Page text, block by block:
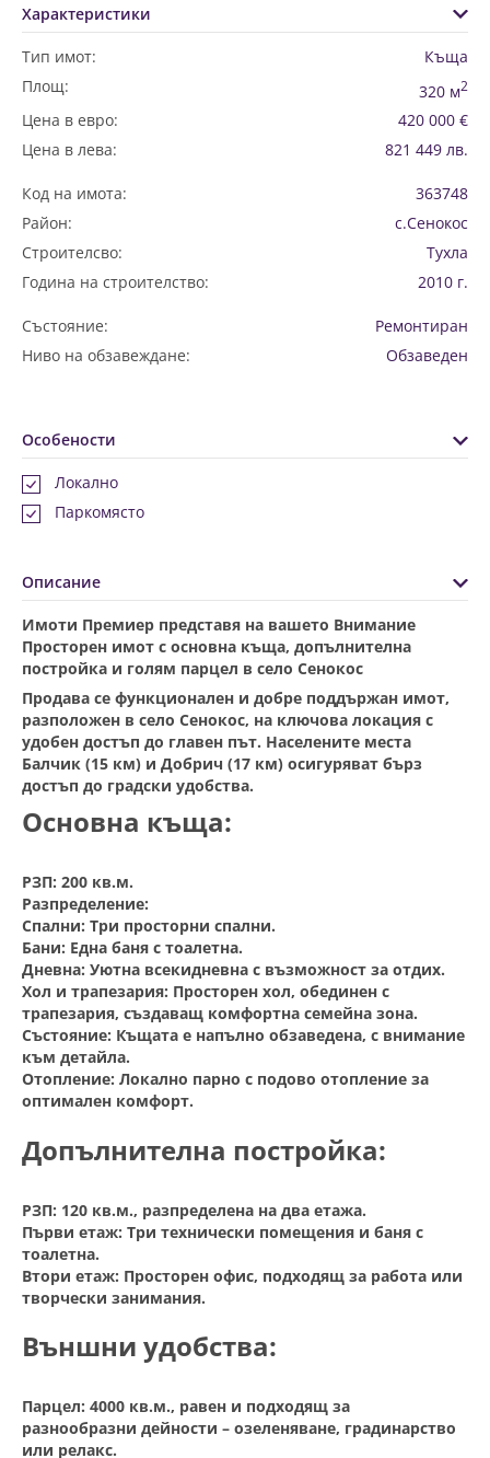
Характеристики
Тип имот:
Къща
Площ:
320 м2
Цена в евро:
420 000 €
Цена в лева:
821 449 лв.
Код на имота:
363748
Район:
с.Сенокос
Строителсво:
Тухла
Година на строителство:
2010 г.
Състояние:
Ремонтиран
Ниво на обзавеждане:
Обзаведен
Особености
Локално
Паркомясто
Описание
Имоти Премиер представя на вашето Внимание
Просторен имот с основна къща, допълнителна
постройка и голям парцел в село Сенокос
Продава се функционален и добре поддържан имот,
разположен в село Сенокос, на ключова локация с
удобен достъп до главен път. Населените места
Балчик (15 км) и Добрич (17 км) осигуряват бърз
достъп до градски удобства.
Основна къща:
РЗП: 200 кв.м.
Разпределение:
Спални: Три просторни спални.
Бани: Една баня с тоалетна.
Дневна: Уютна всекидневна с възможност за отдих.
Хол и трапезария: Просторен хол, обединен с
трапезария, създаващ комфортна семейна зона.
Състояние: Къщата е напълно обзаведена, с внимание
към детайла.
Отопление: Локално парно с подово отопление за
оптимален комфорт.
Допълнителна постройка:
РЗП: 120 кв.м., разпределена на два етажа.
Първи етаж: Три технически помещения и баня с
тоалетна.
Втори етаж: Просторен офис, подходящ за работа или
творчески занимания.
Външни удобства:
Парцел: 4000 кв.м., равен и подходящ за
разнообразни дейности – озеленяване, градинарство
или релакс.